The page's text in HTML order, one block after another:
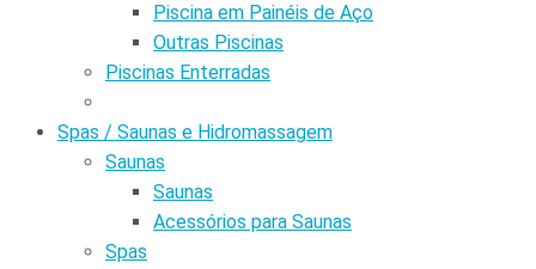
Piscina em Painéis de Aço
Outras Piscinas
Piscinas Enterradas
Spas / Saunas e Hidromassagem
Saunas
Saunas
Acessórios para Saunas
Spas